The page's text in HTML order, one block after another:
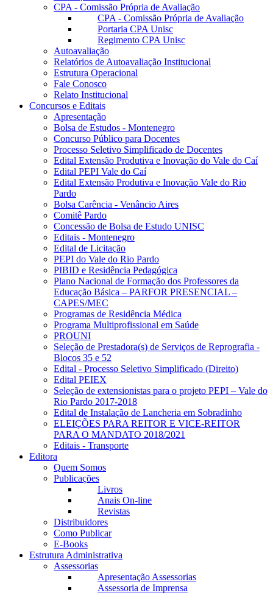
CPA - Comissão Própria de Avaliação
CPA - Comissão Própria de Avaliação
Portaria CPA Unisc
Regimento CPA Unisc
Autoavaliação
Relatórios de Autoavaliação Institucional
Estrutura Operacional
Fale Conosco
Relato Institucional
Concursos e Editais
Apresentação
Bolsa de Estudos - Montenegro
Concurso Público para Docentes
Processo Seletivo Simplificado de Docentes
Edital Extensão Produtiva e Inovação do Vale do Caí
Edital PEPI Vale do Caí
Edital Extensão Produtiva e Inovação Vale do Rio
Pardo
Bolsa Carência - Venâncio Aires
Comitê Pardo
Concessão de Bolsa de Estudo UNISC
Editais - Montenegro
Edital de Licitação
PEPI do Vale do Rio Pardo
PIBID e Residência Pedagógica
Plano Nacional de Formação dos Professores da
Educação Básica – PARFOR PRESENCIAL –
CAPES/MEC
Programas de Residência Médica
Programa Multiprofissional em Saúde
PROUNI
Seleção de Prestadora(s) de Serviços de Reprografia -
Blocos 35 e 52
Edital - Processo Seletivo Simplificado (Direito)
Edital PEIEX
Seleção de extensionistas para o projeto PEPI – Vale do
Rio Pardo 2017-2018
Edital de Instalação de Lancheria em Sobradinho
ELEIÇÕES PARA REITOR E VICE-REITOR
PARA O MANDATO 2018/2021
Editais - Transporte
Editora
Quem Somos
Publicações
Livros
Anais On-line
Revistas
Distribuidores
Como Publicar
E-Books
Estrutura Administrativa
Assessorias
Apresentação Assessorias
Assessoria de Imprensa